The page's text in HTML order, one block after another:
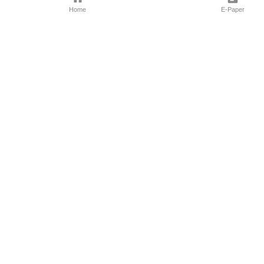
Home E-Paper